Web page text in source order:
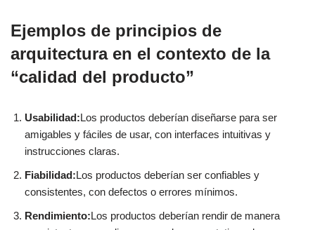
Ejemplos de principios de
arquitectura en el contexto de la
“calidad del producto”
Usabilidad:Los productos deberían diseñarse para ser
amigables y fáciles de usar, con interfaces intuitivas y
instrucciones claras.
Fiabilidad:Los productos deberían ser confiables y
consistentes, con defectos o errores mínimos.
Rendimiento:Los productos deberían rendir de manera